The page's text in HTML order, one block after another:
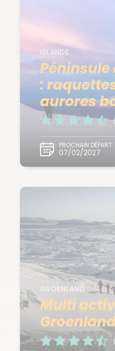
ISLANDE
Péninsule
:
aurores
PROCHAIN DÉPART
07/02/2027
GROENLAND
Multi